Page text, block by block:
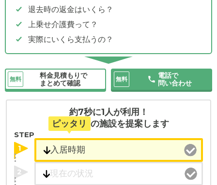
退去時の返金はいくら？
上乗せ介護費って？
実際にいくら支払うの？
無料
料金見積もりで
まとめて確認
無料
電話で
問い合わせ
約7秒に1人が利用！
ピッタリ の施設を提案します
STEP
1
2